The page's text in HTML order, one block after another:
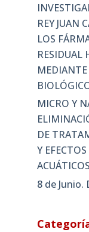
REY JUAN
LOS
RESIDUAL
MICRO Y
DE
Y
ACUÁTICOS
8 de Junio.